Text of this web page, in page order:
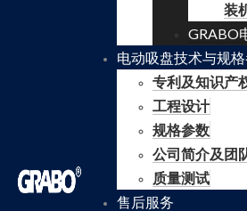
装
GRABO
电动吸盘技术与规
专利及知识产
工程设计
规格参数
公司简介及团
质量测试
售后服务